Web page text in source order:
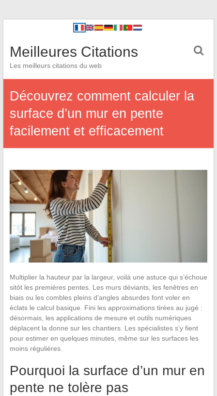
Meilleures Citations
Les meilleurs citations du web
Découvrez comment calculer la
surface d’un mur en pente
facilement et efficacement
Multiplier la hauteur par la largeur, voilà une astuce qui s’échoue
sitôt les premières pentes. Les murs déviants, les fenêtres en
biais ou les combles pleins d’angles absurdes font voler en
éclats le calcul basique. Fini les approximations tirées au jugé :
désormais, les applications de mesure et outils numériques
déplacent la donne sur les chantiers. Les spécialistes s’y fient
pour estimer en quelques minutes, même sur les surfaces les
moins régulières.
Pourquoi la surface d’un mur en
pente ne tolère pas